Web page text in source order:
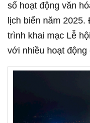
số hoạt động văn
lịch biển năm
trình khai mạc Lễ
với nhiều hoạt động